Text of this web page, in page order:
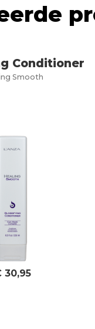
Conditioner
Smooth
30,95